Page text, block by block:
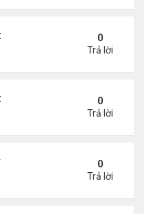
gia đình gốc Việt ...
0
Trả lời
ở Ba Lan, để lại 2 con
0
Trả lời
vong thương tâm0
Trả lời